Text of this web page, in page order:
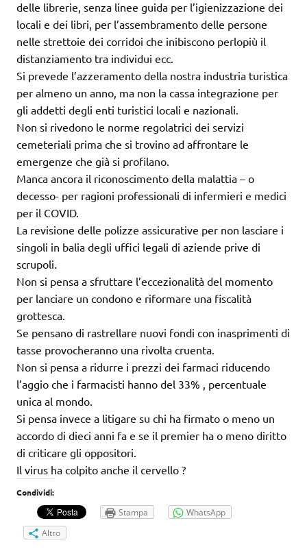
delle librerie, senza linee guida per l’igienizzazione dei
locali e dei libri, per l’assembramento delle persone
nelle strettoie dei corridoi che inibiscono perlopiù il
distanziamento tra individui ecc.
Si prevede l’azzeramento della nostra industria turistica
per almeno un anno, ma non la cassa integrazione per
gli addetti degli enti turistici locali e nazionali.
Non si rivedono le norme regolatrici dei servizi
cemeteriali prima che si trovino ad affrontare le
emergenze che già si profilano.
Manca ancora il riconoscimento della malattia – o
decesso- per ragioni professionali di infermieri e medici
per il COVID.
La revisione delle polizze assicurative per non lasciare i
singoli in balia degli uffici legali di aziende prive di
scrupoli.
Non si pensa a sfruttare l’eccezionalità del momento
per lanciare un condono e riformare una fiscalità
grottesca.
Se pensano di rastrellare nuovi fondi con inasprimenti di
tasse provocheranno una rivolta cruenta.
Non si pensa a ridurre i prezzi dei farmaci riducendo
l’aggio che i farmacisti hanno del 33% , percentuale
unica al mondo.
Si pensa invece a litigare su chi ha firmato o meno un
accordo di dieci anni fa e se il premier ha o meno diritto
di criticare gli oppositori.
Il virus ha colpito anche il cervello ?
Condividi:
Stampa
WhatsApp
Altro